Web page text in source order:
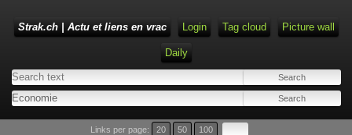
Strak.ch | Actu et liens en vrac Login Tag cloud Picture wall
Daily
Links per page: 20 50 100